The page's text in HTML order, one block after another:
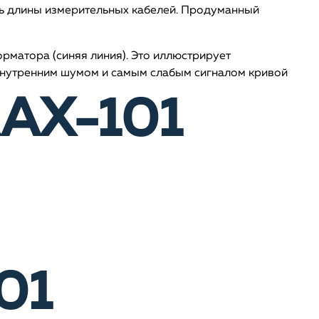
длины измерительных кабелей. Продуманный
(синяя линия). Это иллюстрирует
шумом и самым слабым сигналом кривой
101